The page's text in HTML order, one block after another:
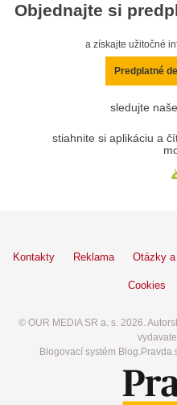
Objednajte si
a získajte užitočné
Predplatné
sledujte
stiahnite si aplikáciu a
Kontakty Reklama Otázky a
Cookies
© OUR MEDIA SR a. s. 2026.
Blogovací systém